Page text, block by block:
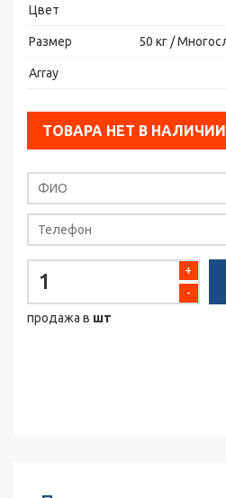
Цвет
Размер 50 кг /
Array
ТОВАРА НЕТ В
-
+
продажа в шт